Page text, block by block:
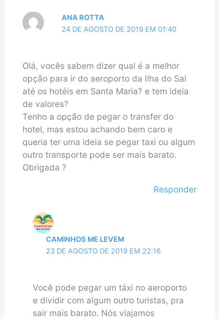
ANA ROTTA
24 DE AGOSTO DE 2019 EM 01:40
Olá, vocês sabem dizer qual é a melhor
opção para ir do aeroporto da Ilha do Sal
até os hotéis em Santa Maria? e tem ideia
de valores?
Tenho a opção de pegar o transfer do
hotel, mas estou achando bem caro e
queria ter uma ideia se pegar taxi ou algum
outro transporte pode ser mais barato.
Obrigada ?
Responder
CAMINHOS ME LEVEM
23 DE AGOSTO DE 2019 EM 22:16
Você pode pegar um táxi no aeroporto
e dividir com algum outro turistas, pra
sair mais barato. Nós viajamos